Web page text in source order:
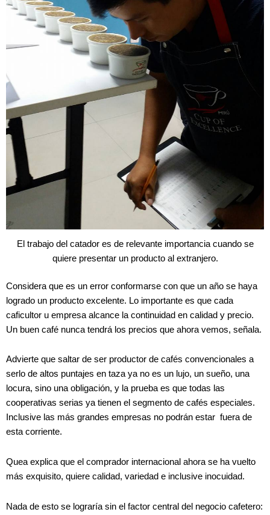
El trabajo del catador es de relevante importancia cuando se
quiere presentar un producto al extranjero.
Considera que es un error conformarse con que un año se haya
logrado un producto excelente. Lo importante es que cada
caficultor u empresa alcance la continuidad en calidad y precio.
Un buen café nunca tendrá los precios que ahora vemos, señala.
Advierte que saltar de ser productor de cafés convencionales a
serlo de altos puntajes en taza ya no es un lujo, un sueño, una
locura, sino una obligación, y la prueba es que todas las
cooperativas serias ya tienen el segmento de cafés especiales.
Inclusive las más grandes empresas no podrán estar fuera de
esta corriente.
Quea explica que el comprador internacional ahora se ha vuelto
más exquisito, quiere calidad, variedad e inclusive inocuidad.
Nada de esto se lograría sin el factor central del negocio cafetero: